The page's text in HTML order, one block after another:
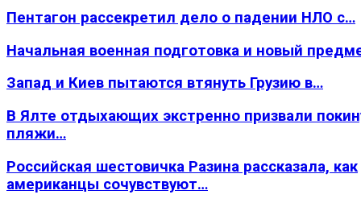
Пентагон рассекретил дело о падении НЛО с…
Начальная военная подготовка и новый
Запад и Киев пытаются втянуть Грузию в…
В Ялте отдыхающих экстренно призвали
пляжи…
Российская шестовичка Разина рассказала, как
американцы сочувствуют…